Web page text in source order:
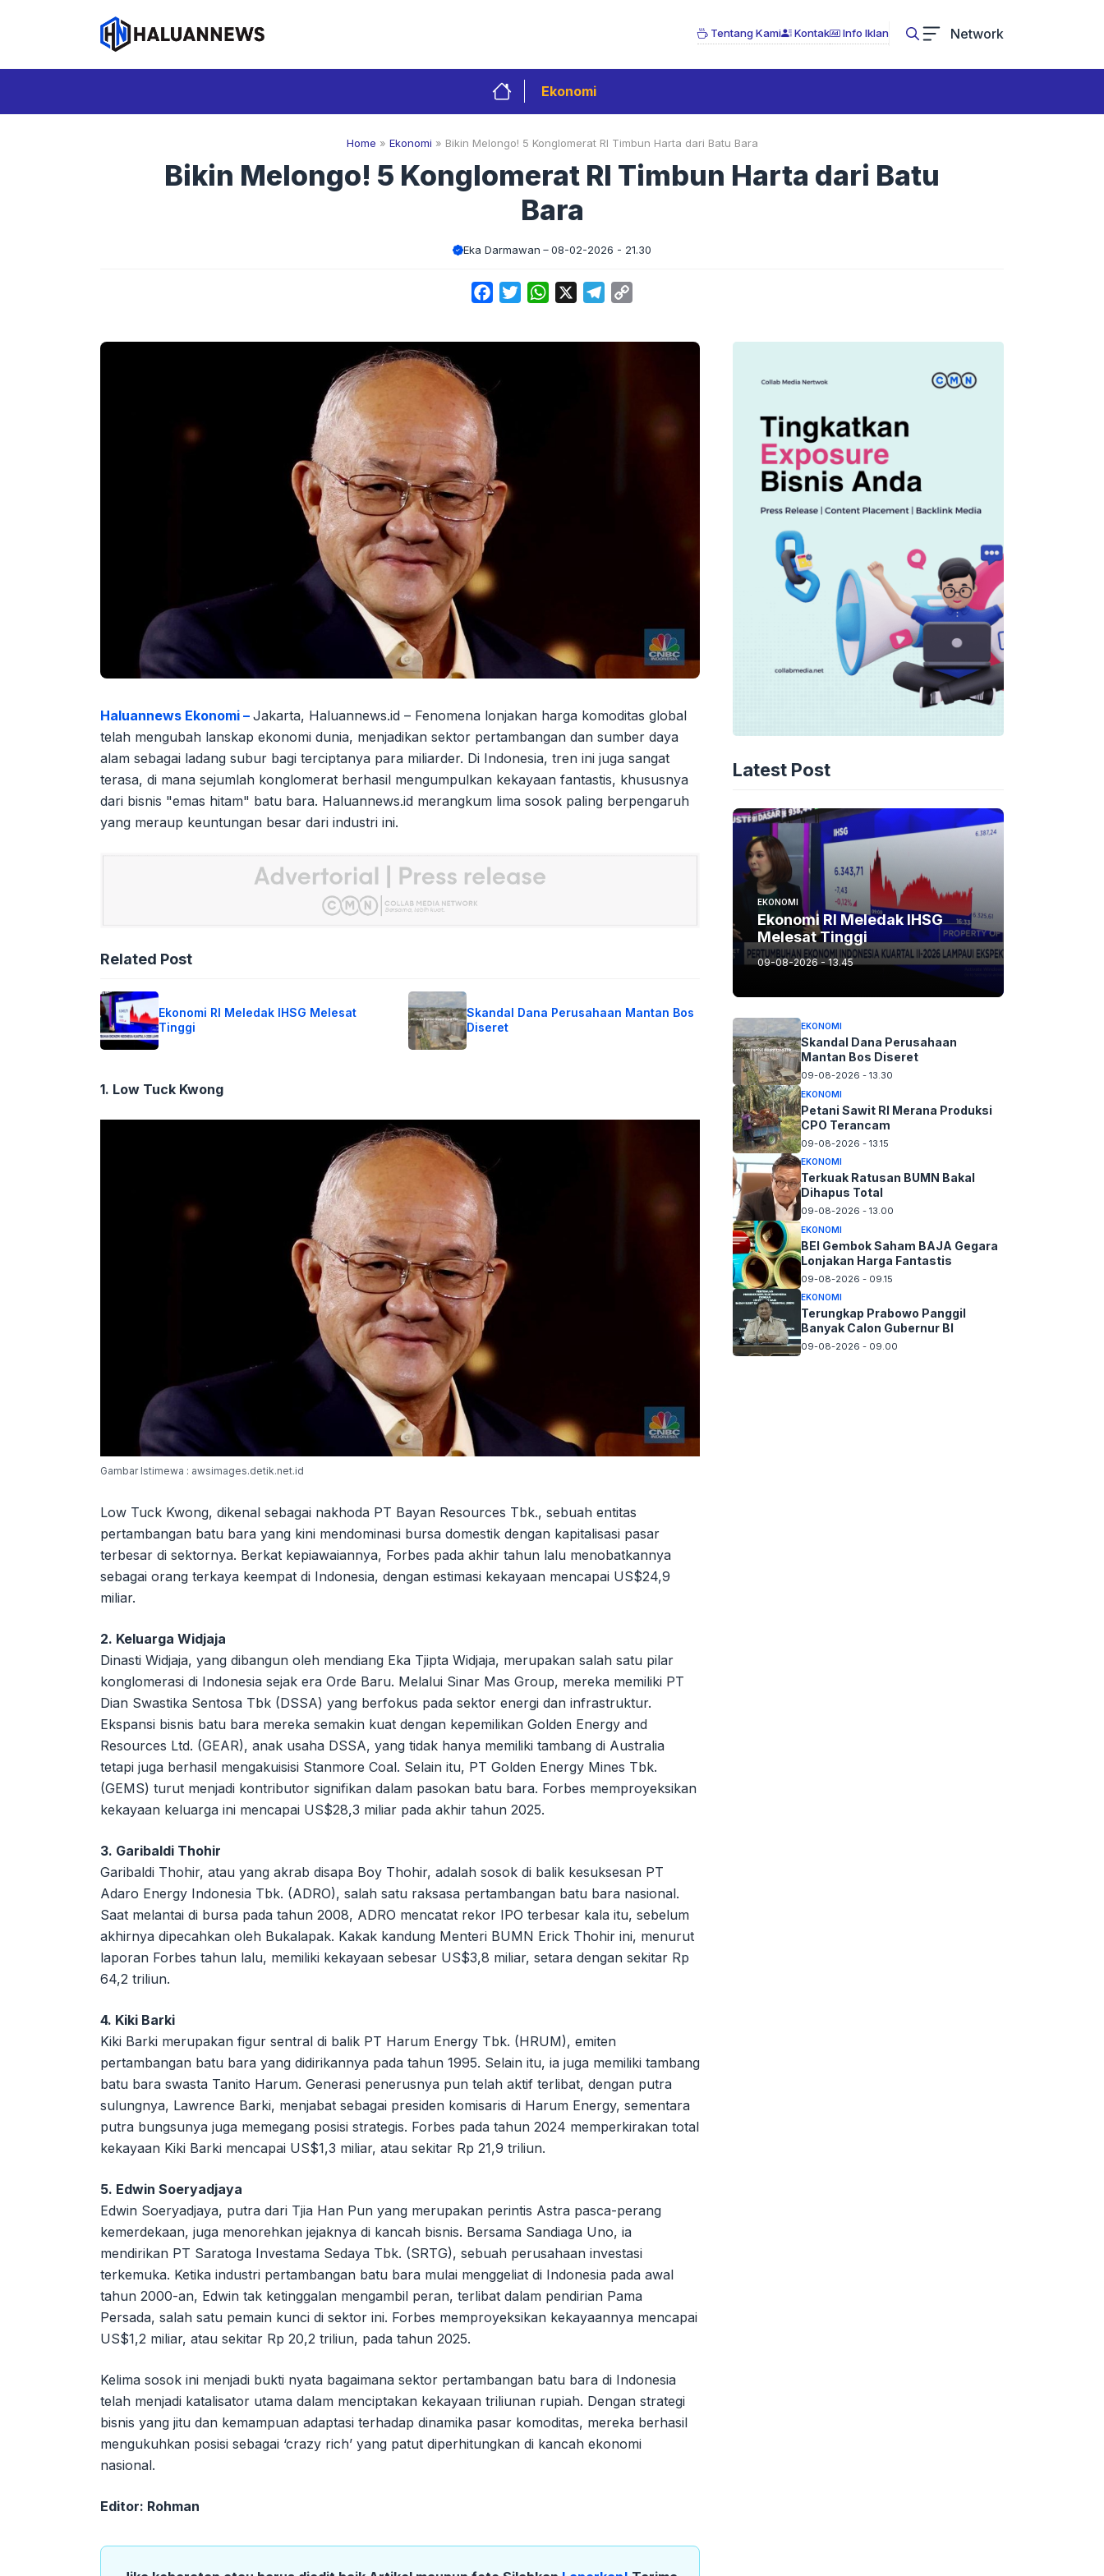
Tentang Kami Kontak Info Iklan Network
Ekonomi
Home » Ekonomi » Bikin Melongo! 5 Konglomerat RI Timbun Harta dari Batu Bara
Bikin Melongo! 5 Konglomerat RI Timbun Harta dari Batu
Bara
Eka Darmawan 08-02-2026 - 21.30
FacebookTwitterWhatsApp Telegram
Haluannews Ekonomi – Jakarta, Haluannews.id – Fenomena lonjakan harga komoditas global
telah mengubah lanskap ekonomi dunia, menjadikan sektor pertambangan dan sumber daya
alam sebagai ladang subur bagi terciptanya para miliarder. Di Indonesia, tren ini juga sangat
terasa, di mana sejumlah konglomerat berhasil mengumpulkan kekayaan fantastis, khususnya
dari bisnis "emas hitam" batu bara. Haluannews.id merangkum lima sosok paling berpengaruh
yang meraup keuntungan besar dari industri ini.
Related Post
Ekonomi RI Meledak IHSG Melesat
Tinggi
Skandal Dana Perusahaan Mantan Bos
Diseret
1. Low Tuck Kwong
Gambar Istimewa : awsimages.detik.net.id
Low Tuck Kwong, dikenal sebagai nakhoda PT Bayan Resources Tbk., sebuah entitas
pertambangan batu bara yang kini mendominasi bursa domestik dengan kapitalisasi pasar
terbesar di sektornya. Berkat kepiawaiannya, Forbes pada akhir tahun lalu menobatkannya
sebagai orang terkaya keempat di Indonesia, dengan estimasi kekayaan mencapai US$24,9
miliar.
2. Keluarga Widjaja
Dinasti Widjaja, yang dibangun oleh mendiang Eka Tjipta Widjaja, merupakan salah satu pilar
konglomerasi di Indonesia sejak era Orde Baru. Melalui Sinar Mas Group, mereka memiliki PT
Dian Swastika Sentosa Tbk (DSSA) yang berfokus pada sektor energi dan infrastruktur.
Ekspansi bisnis batu bara mereka semakin kuat dengan kepemilikan Golden Energy and
Resources Ltd. (GEAR), anak usaha DSSA, yang tidak hanya memiliki tambang di Australia
tetapi juga berhasil mengakuisisi Stanmore Coal. Selain itu, PT Golden Energy Mines Tbk.
(GEMS) turut menjadi kontributor signifikan dalam pasokan batu bara. Forbes memproyeksikan
kekayaan keluarga ini mencapai US$28,3 miliar pada akhir tahun 2025.
3. Garibaldi Thohir
Garibaldi Thohir, atau yang akrab disapa Boy Thohir, adalah sosok di balik kesuksesan PT
Adaro Energy Indonesia Tbk. (ADRO), salah satu raksasa pertambangan batu bara nasional.
Saat melantai di bursa pada tahun 2008, ADRO mencatat rekor IPO terbesar kala itu, sebelum
akhirnya dipecahkan oleh Bukalapak. Kakak kandung Menteri BUMN Erick Thohir ini, menurut
laporan Forbes tahun lalu, memiliki kekayaan sebesar US$3,8 miliar, setara dengan sekitar Rp
64,2 triliun.
4. Kiki Barki
Kiki Barki merupakan figur sentral di balik PT Harum Energy Tbk. (HRUM), emiten
pertambangan batu bara yang didirikannya pada tahun 1995. Selain itu, ia juga memiliki tambang
batu bara swasta Tanito Harum. Generasi penerusnya pun telah aktif terlibat, dengan putra
sulungnya, Lawrence Barki, menjabat sebagai presiden komisaris di Harum Energy, sementara
putra bungsunya juga memegang posisi strategis. Forbes pada tahun 2024 memperkirakan total
kekayaan Kiki Barki mencapai US$1,3 miliar, atau sekitar Rp 21,9 triliun.
5. Edwin Soeryadjaya
Edwin Soeryadjaya, putra dari Tjia Han Pun yang merupakan perintis Astra pasca-perang
kemerdekaan, juga menorehkan jejaknya di kancah bisnis. Bersama Sandiaga Uno, ia
mendirikan PT Saratoga Investama Sedaya Tbk. (SRTG), sebuah perusahaan investasi
terkemuka. Ketika industri pertambangan batu bara mulai menggeliat di Indonesia pada awal
tahun 2000-an, Edwin tak ketinggalan mengambil peran, terlibat dalam pendirian Pama
Persada, salah satu pemain kunci di sektor ini. Forbes memproyeksikan kekayaannya mencapai
US$1,2 miliar, atau sekitar Rp 20,2 triliun, pada tahun 2025.
Kelima sosok ini menjadi bukti nyata bagaimana sektor pertambangan batu bara di Indonesia
telah menjadi katalisator utama dalam menciptakan kekayaan triliunan rupiah. Dengan strategi
bisnis yang jitu dan kemampuan adaptasi terhadap dinamika pasar komoditas, mereka berhasil
mengukuhkan posisi sebagai ‘crazy rich’ yang patut diperhitungkan di kancah ekonomi
nasional.
Editor: Rohman
Latest Post
EKONOMI
Ekonomi RI Meledak IHSG
Melesat Tinggi
09-08-2026 - 13.45
EKONOMI
Skandal Dana Perusahaan
Mantan Bos Diseret
09-08-2026 - 13.30
EKONOMI
Petani Sawit RI Merana Produksi
CPO Terancam
09-08-2026 - 13.15
EKONOMI
Terkuak Ratusan BUMN Bakal
Dihapus Total
09-08-2026 - 13.00
EKONOMI
BEI Gembok Saham BAJA Gegara
Lonjakan Harga Fantastis
09-08-2026 - 09.15
EKONOMI
Terungkap Prabowo Panggil
Banyak Calon Gubernur BI
09-08-2026 - 09.00